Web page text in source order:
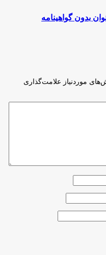
بدون گواهینامه
موردنیاز علامت‌گذاری